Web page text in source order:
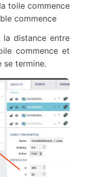
toile commence
commence
la distance entre
commence et
se termine.